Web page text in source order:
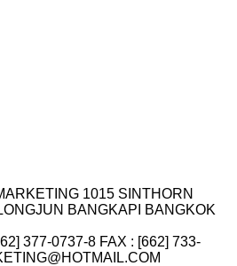
1015 SINTHORN
BANGKAPI BANGKOK
377-0737-8 FAX : [662] 733-